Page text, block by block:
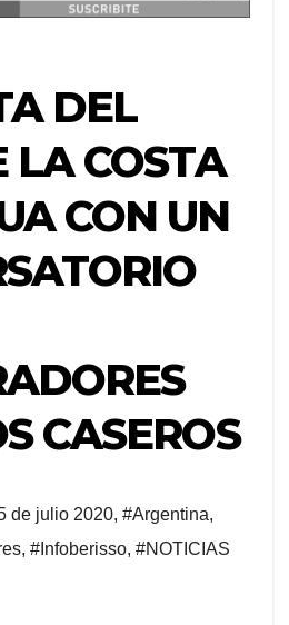
DEL
LA COSTA
CON UN
CASEROS
de julio 2020, #Argentina,
, #Infoberisso, #NOTICIAS